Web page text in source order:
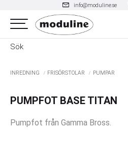
Meny
mail info@moduline.se
INREDNING FRISÖRSTOLAR PUMPAR
PUMPFOT BASE TITAN
Pumpfot från Gamma Bross.